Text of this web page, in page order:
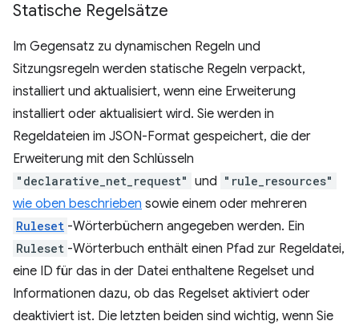
Statische Regelsätze
Im Gegensatz zu dynamischen Regeln und
Sitzungsregeln werden statische Regeln verpackt,
installiert und aktualisiert, wenn eine Erweiterung
installiert oder aktualisiert wird. Sie werden in
Regeldateien im JSON-Format gespeichert, die der
Erweiterung mit den Schlüsseln
"declarative_net_request" und "rule_resources"
wie oben beschrieben sowie einem oder mehreren
Ruleset -Wörterbüchern angegeben werden. Ein
Ruleset -Wörterbuch enthält einen Pfad zur Regeldatei,
eine ID für das in der Datei enthaltene Regelset und
Informationen dazu, ob das Regelset aktiviert oder
deaktiviert ist. Die letzten beiden sind wichtig, wenn Sie